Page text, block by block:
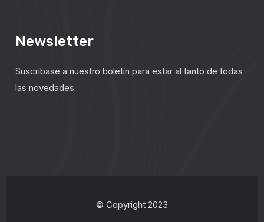
Newsletter
Suscríbase a nuestro boletín para estar al tanto de todas
las novedades
© Copyright 2023